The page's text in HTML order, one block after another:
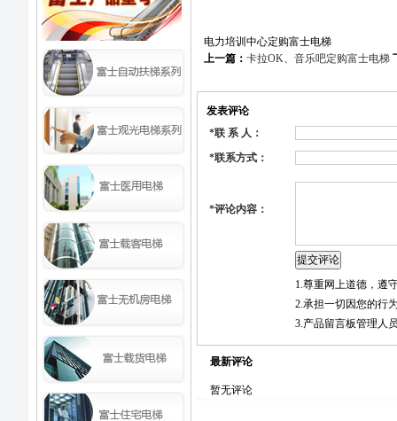
电力培训中心定购富士电梯
上一篇： 卡拉OK、音乐吧定购富士电梯
发表评论
*联 系 人：
*联系方式：
*评论内容：
1.尊重网上道德，遵
2.承担一切因您的行
3.产品留言板管理人
最新评论
暂无评论